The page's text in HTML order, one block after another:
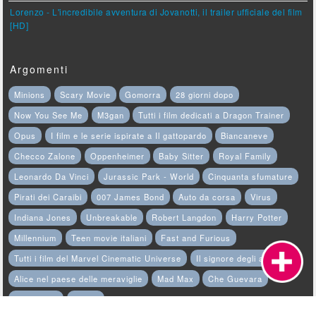
Lorenzo - L'incredibile avventura di Jovanotti, il trailer ufficiale del film
[HD]
Argomenti
Minions Scary Movie Gomorra
28 giorni dopo
Now You See Me
M3gan
Tutti i film dedicati a Dragon Trainer
Opus
I film e le serie ispirate a Il gattopardo
Biancaneve
Checco Zalone
Oppenheimer Baby Sitter
Royal Family
Leonardo Da Vinci
Jurassic Park - World
Cinquanta sfumature
Pirati dei Caraibi
007 James Bond Auto da corsa
Virus
Indiana Jones
Unbreakable Robert Langdon
Harry Potter
Millennium
Teen movie italiani
Fast and Furious
Tutti i film del Marvel Cinematic Universe
Il signore degli anelli
Alice nel paese delle meraviglie
Mad Max
Che Guevara
Terminator
Rocky